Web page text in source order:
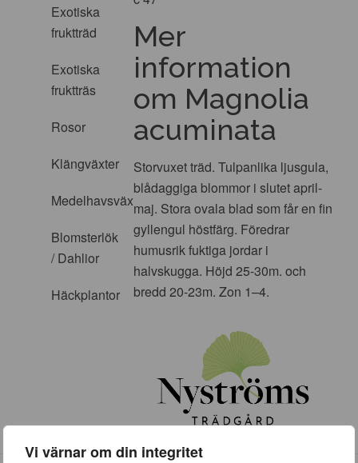
Vi värnar om din integritet
Exotiska
fruktträd
Exotiska
fruktträs
Rosor
Klängväxter
Medelhavsväxter
Blomsterlök
/ Dahlior
Häckplantor
Mer
information
om Magnolia
acuminata
Storvuxet träd. Tulpanlika ljusgula,
blådaggiga blommor i slutet april-
maj. Stora ovala blad som får en fin
gyllengul höstfärg. Föredrar
humusrik fuktiga jordar i
halvskugga. Höjd 25-30m. och
bredd 20-23m. Zon 1–4.